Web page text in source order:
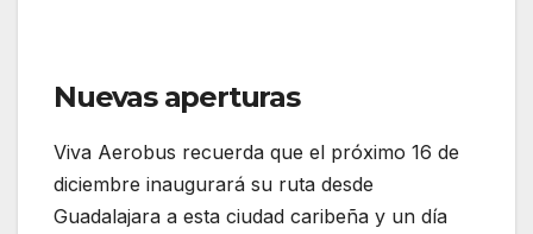
Nuevas aperturas
Viva Aerobus recuerda que el próximo 16 de
diciembre inaugurará su ruta desde
Guadalajara a esta ciudad caribeña y un día